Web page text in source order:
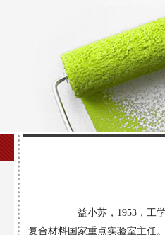
益小苏，1953，工学
复合材料国家重点实验室主任